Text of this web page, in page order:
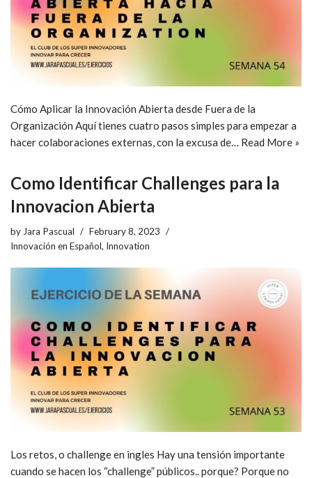
Cómo Aplicar la Innovación Abierta desde Fuera de la
Organización Aquí tienes cuatro pasos simples para empezar a
hacer colaboraciones externas, con la excusa de… Read More »
Como Identificar Challenges para la
Innovacion Abierta
byJara Pascual
February 8, 2023
Innovación en Español, Innovation
Los retos, o challenge en ingles Hay una tensión importante
cuando se hacen los “challenge” públicos.. porque? Porque no